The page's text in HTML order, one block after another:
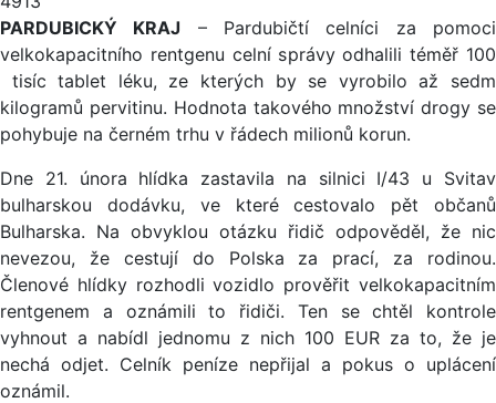
PARDUBICKÝ KRAJ – Pardubičtí celníci za pomoci
velkokapacitního rentgenu celní správy odhalili téměř 100
tisíc tablet léku, ze kterých by se vyrobilo až sedm
kilogramů pervitinu. Hodnota takového množství drogy se
pohybuje na černém trhu v řádech milionů korun.
Dne 21. února hlídka zastavila na silnici I/43 u Svitav
bulharskou dodávku, ve které cestovalo pět občanů
Bulharska. Na obvyklou otázku řidič odpověděl, že nic
nevezou, že cestují do Polska za prací, za rodinou.
Členové hlídky rozhodli vozidlo prověřit velkokapacitním
rentgenem a oznámili to řidiči. Ten se chtěl kontrole
vyhnout a nabídl jednomu z nich 100 EUR za to, že je
nechá odjet. Celník peníze nepřijal a pokus o uplácení
oznámil.